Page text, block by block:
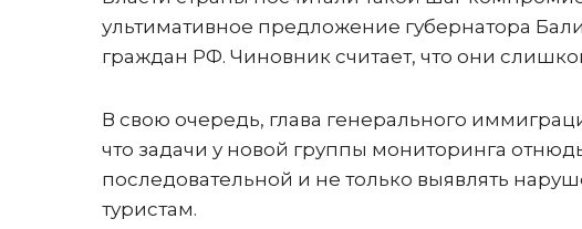
ультимативное предложение губернатора
граждан РФ. Чиновник считает, что они
В свою очередь, глава генерального
что задачи у новой группы мониторинга
последовательной и не только выявлять
туристам.